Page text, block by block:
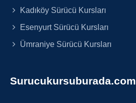
Kadıköy Sürücü Kursları
Esenyurt Sürücü Kursları
Ümraniye Sürücü Kursları
Surucukursuburada.com